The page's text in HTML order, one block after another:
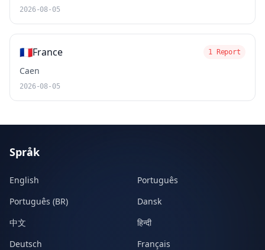
2026-08-05
🇫🇷France 1 Report
Caen
2026-08-05
Språk
English
Português
Português (BR)
Dansk
中文
हिन्दी
Deutsch
Français